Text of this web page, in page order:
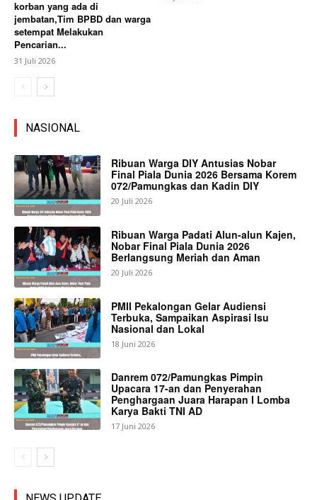
korban yang ada di
jembatan,Tim BPBD dan warga
setempat Melakukan
Pencarian...
31 Juli 2026
NASIONAL
Ribuan Warga DIY Antusias Nobar
Final Piala Dunia 2026 Bersama Korem
072/Pamungkas dan Kadin DIY
20 Juli 2026
Ribuan Warga Padati Alun-alun Kajen,
Nobar Final Piala Dunia 2026
Berlangsung Meriah dan Aman
20 Juli 2026
PMII Pekalongan Gelar Audiensi
Terbuka, Sampaikan Aspirasi Isu
Nasional dan Lokal
18 Juni 2026
Danrem 072/Pamungkas Pimpin
Upacara 17-an dan Penyerahan
Penghargaan Juara Harapan I Lomba
Karya Bakti TNI AD
17 Juni 2026